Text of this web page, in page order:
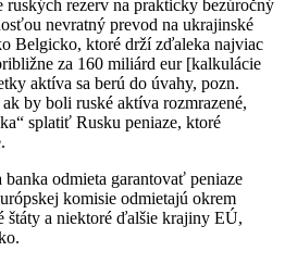
ruských rezerv na prakticky bezúročný
nevratný prevod na ukrajinské
Belgicko, ktoré drží zďaleka najviac
za 160 miliárd eur [kalkulácie
aktíva sa berú do úvahy, pozn.
by boli ruské aktíva rozmrazené,
splatiť Rusku peniaze, ktoré
odmieta garantovať peniaze
komisie odmietajú okrem
štáty a niektoré ďalšie krajiny EÚ,